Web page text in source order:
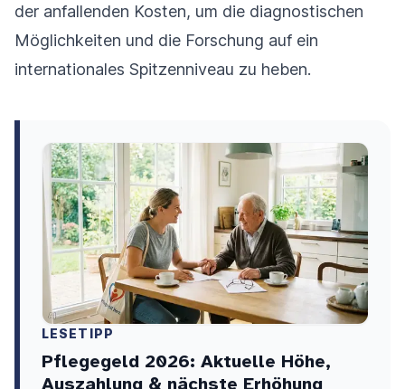
der anfallenden Kosten, um die diagnostischen
Möglichkeiten und die Forschung auf ein
internationales Spitzenniveau zu heben.
LESETIPP
Pflegegeld 2026: Aktuelle Höhe,
Auszahlung & nächste Erhöhung